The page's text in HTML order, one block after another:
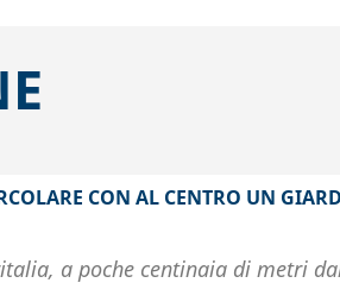
CON AL CENTRO UN
a poche centinaia di metri